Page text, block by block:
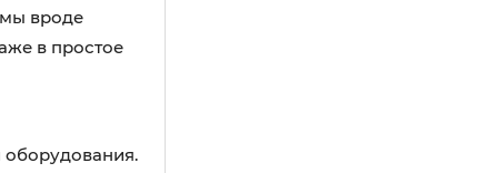
вроде
в простое
оборудования.